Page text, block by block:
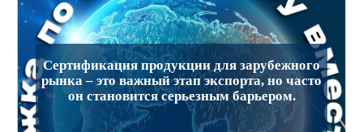
Сертификация продукции для зарубежного
рынка – это важный этап экспорта, но часто
он становится серьезным барьером.